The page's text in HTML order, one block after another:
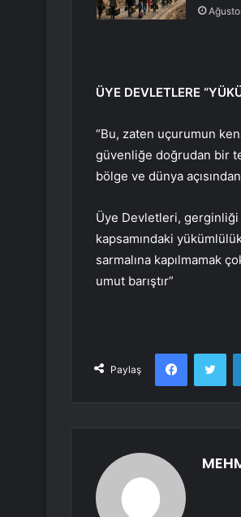
ÜYE DEVLETLERE
“Bu, zaten uçurumun
güvenliğe doğrudan bir
bölge ve dünya
Üye Devletleri, gerginliği
kapsamındaki
sarmalına kapılmamak
umut barıştır”
Paylaş
Facebook